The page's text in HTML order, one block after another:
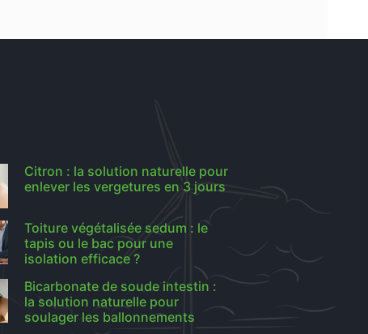
Citron : la solution naturelle pour
enlever les vergetures en 3 jours
Toiture végétalisée sedum : le
tapis ou le bac pour une
isolation efficace ?
Bicarbonate de soude intestin :
la solution naturelle pour
soulager les ballonnements